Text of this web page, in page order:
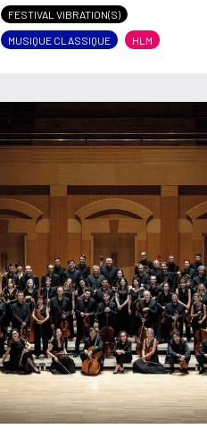
FESTIVAL VIBRATION(S)
MUSIQUE CLASSIQUE HLM